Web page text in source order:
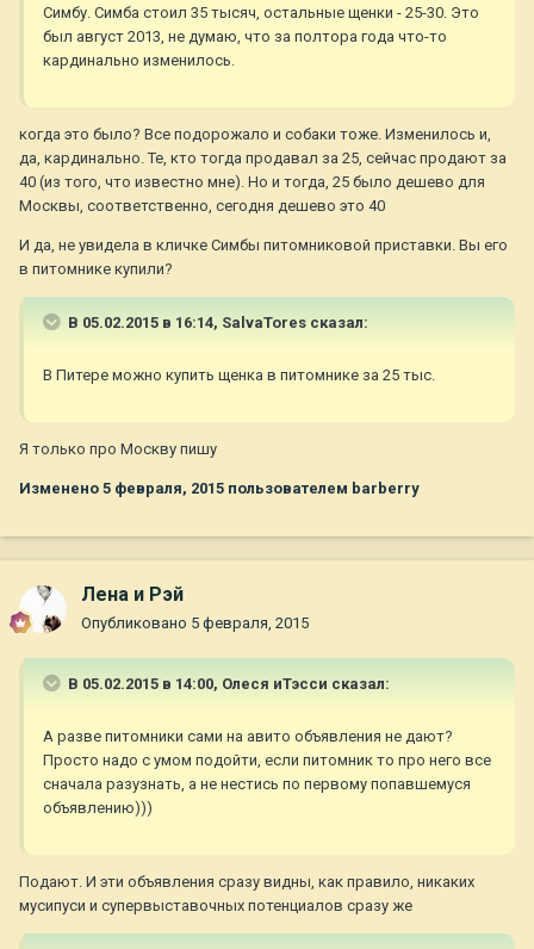
Симбу. Симба стоил 35 тысяч, остальные щенки - 25-30. Это
был август 2013, не думаю, что за полтора года что-то
кардинально изменилось.
когда это было? Все подорожало и собаки тоже. Изменилось и,
да, кардинально. Те, кто тогда продавал за 25, сейчас продают за
40 (из того, что известно мне). Но и тогда, 25 было дешево для
Москвы, соответственно, сегодня дешево это 40
И да, не увидела в кличке Симбы питомниковой приставки. Вы его
в питомнике купили?
В 05.02.2015 в 16:14, SalvaTores сказал:
В Питере можно купить щенка в питомнике за 25 тыс.
Я только про Москву пишу
Изменено 5 февраля, 2015 пользователем barberry
Лена и Рэй
Опубликовано 5 февраля, 2015
В 05.02.2015 в 14:00, Олеся иТэсси сказал:
А разве питомники сами на авито объявления не дают?
Просто надо с умом подойти, если питомник то про него все
сначала разузнать, а не нестись по первому попавшемуся
объявлению)))
Подают. И эти объявления сразу видны, как правило, никаких
мусипуси и супервыставочных потенциалов сразу же